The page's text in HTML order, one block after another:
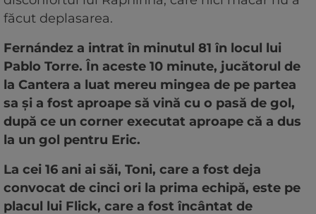
făcut deplasarea.
Fernández a intrat în minutul 81 în locul lui
Pablo Torre. În aceste 10 minute, jucătorul de
la Cantera a luat mereu mingea de pe partea
sa și a fost aproape să vină cu o pasă de gol,
după ce un corner executat aproape că a dus
la un gol pentru Eric.
La cei 16 ani ai săi, Toni, care a fost deja
convocat de cinci ori la prima echipă, este pe
placul lui Flick, care a fost încântat de